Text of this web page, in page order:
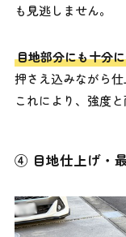
も見逃しません。
目地部分にも十分
押さえ込みながら仕
これにより、強度
④ 目地仕上げ・